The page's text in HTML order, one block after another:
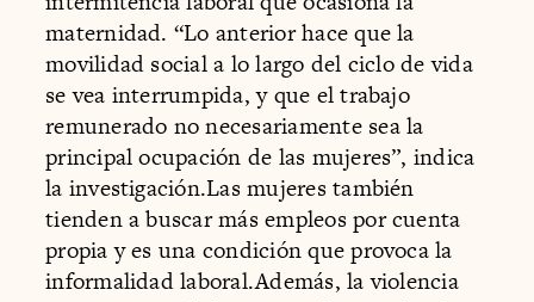
maternidad. “Lo anterior hace que la
movilidad social a lo largo del ciclo de vida
se vea interrumpida, y que el trabajo
remunerado no necesariamente sea la
principal ocupación de las mujeres”, indica
la investigación.Las mujeres también
tienden a buscar más empleos por cuenta
propia y es una condición que provoca la
informalidad laboral.Además, la violencia